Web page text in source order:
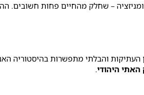
– שחלק מהחיים פחות חשובים.
והבלתי מתפשרות בהיסטוריה
היהודי.